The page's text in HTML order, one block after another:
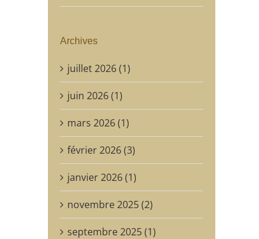
Archives
juillet 2026 (1)
juin 2026 (1)
mars 2026 (1)
février 2026 (3)
janvier 2026 (1)
novembre 2025 (2)
septembre 2025 (1)